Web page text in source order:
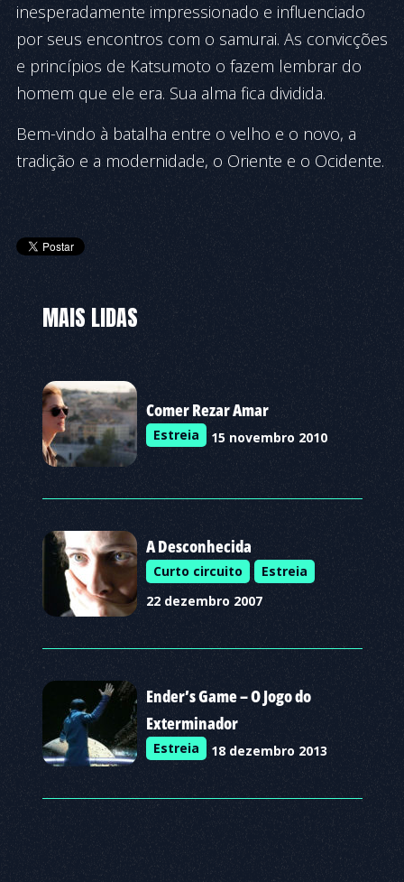
inesperadamente impressionado e influenciado
por seus encontros com o samurai. As convicções
e princípios de Katsumoto o fazem lembrar do
homem que ele era. Sua alma fica dividida.
Bem-vindo à batalha entre o velho e o novo, a
tradição e a modernidade, o Oriente e o Ocidente.
MAIS LIDAS
Comer Rezar Amar
Estreia 15 novembro 2010
A Desconhecida
Curto circuito
Estreia
22 dezembro 2007
Ender’s Game – O Jogo do
Exterminador
Estreia 18 dezembro 2013